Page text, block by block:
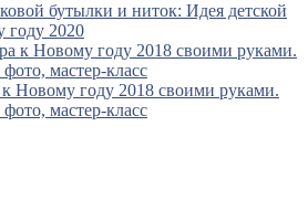
бутылки и ниток: Идея детской
году 2020
Новому году 2018 своими руками.
мастер-класс